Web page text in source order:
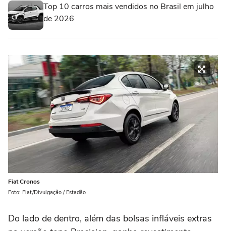
Top 10 carros mais vendidos no Brasil em julho
de 2026
Fiat Cronos
Foto: Fiat/Divulgação / Estadão
Do lado de dentro, além das bolsas infláveis extras